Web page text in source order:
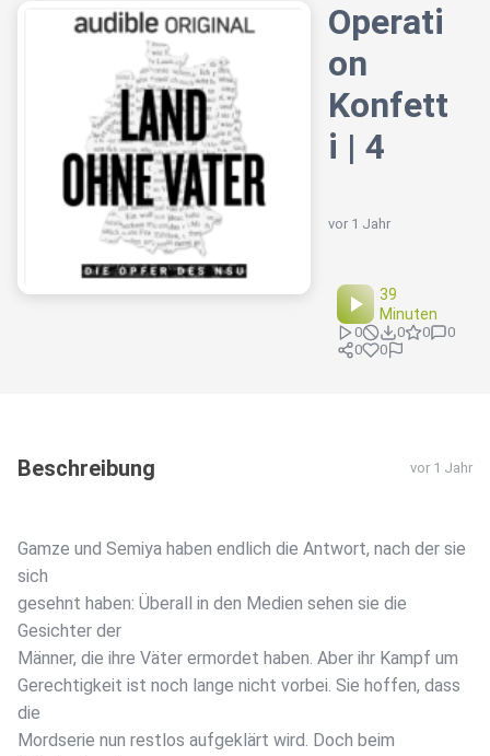
Operati
on
Konfett
i | 4
vor 1 Jahr
39
Minuten
0 0 0
0
0
0
Beschreibung vor 1 Jahr
Gamze und Semiya haben endlich die Antwort, nach der sie
sich
gesehnt haben: Überall in den Medien sehen sie die
Gesichter der
Männer, die ihre Väter ermordet haben. Aber ihr Kampf um
Gerechtigkeit ist noch lange nicht vorbei. Sie hoffen, dass
die
Mordserie nun restlos aufgeklärt wird. Doch beim